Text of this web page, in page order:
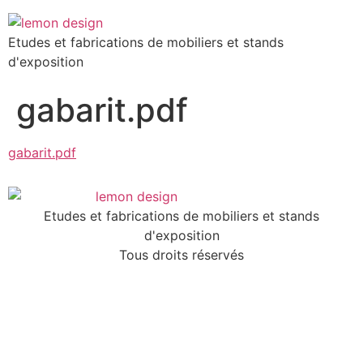
Etudes et fabrications de mobiliers et stands
d'exposition
gabarit.pdf
gabarit.pdf
Etudes et fabrications de mobiliers et stands
d'exposition
Tous droits réservés